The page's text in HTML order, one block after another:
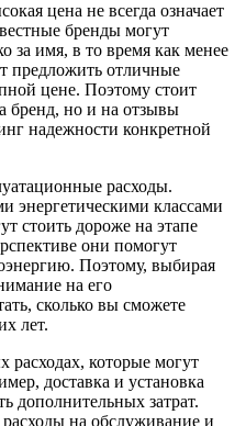
цена не всегда означает
бренды могут
за имя, в то время как менее
предложить отличные
цене. Поэтому стоит
бренд, но и на отзывы
надежности конкретной
расходы.
энергетическими классами
стоить дороже на этапе
они помогут
Поэтому, выбирая
на его
сколько вы сможете
лет.
расходах, которые могут
доставка и установка
дополнительных затрат.
на обслуживание и